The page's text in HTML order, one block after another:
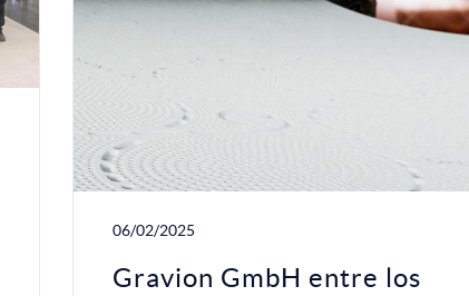
06/02/2025
Gravion GmbH entre los